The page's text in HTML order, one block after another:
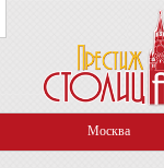
Москва